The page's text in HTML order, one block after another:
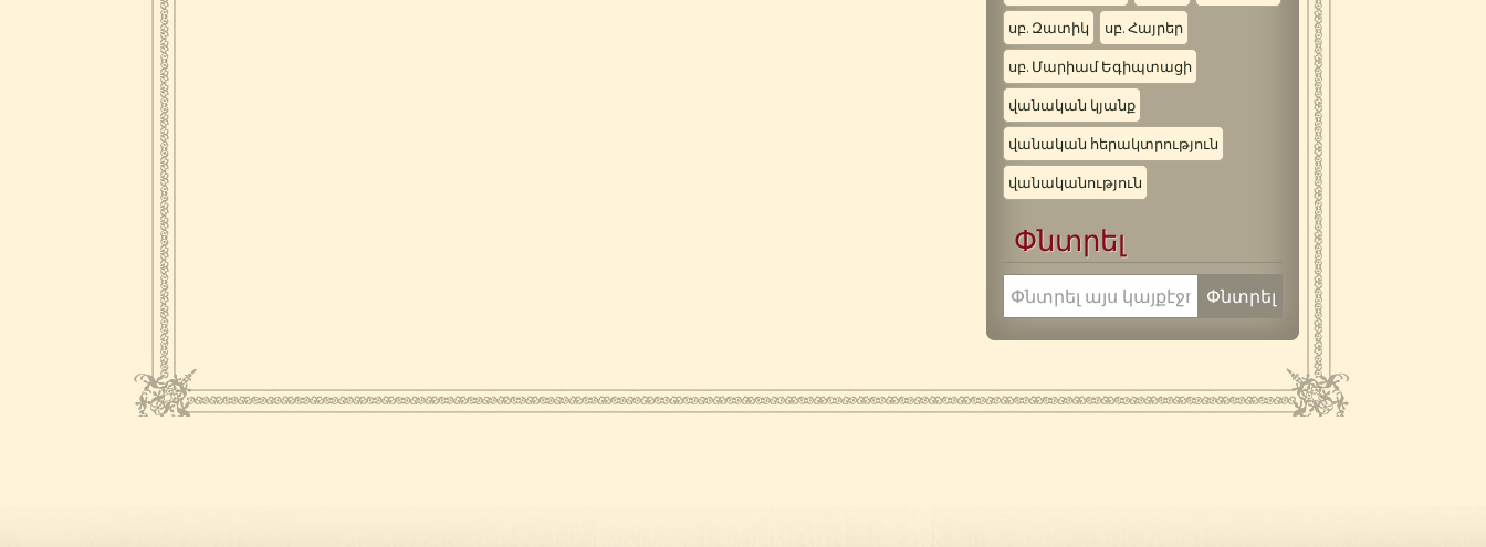
սբ. Զատիկ սբ. Հայրեր
սբ. Մարիամ Եգիպտացի
վանական կյանք
վանական հերակտրություն
վանականություն
Փնտրել